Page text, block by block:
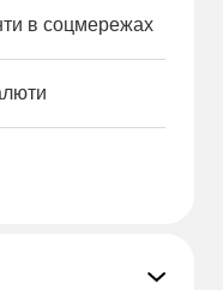
в соцмережах